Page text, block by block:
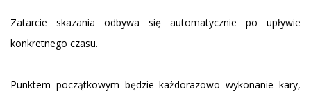
Zatarcie skazania odbywa się automatycznie po upływie
konkretnego czasu.
Punktem początkowym będzie każdorazowo wykonanie kary,